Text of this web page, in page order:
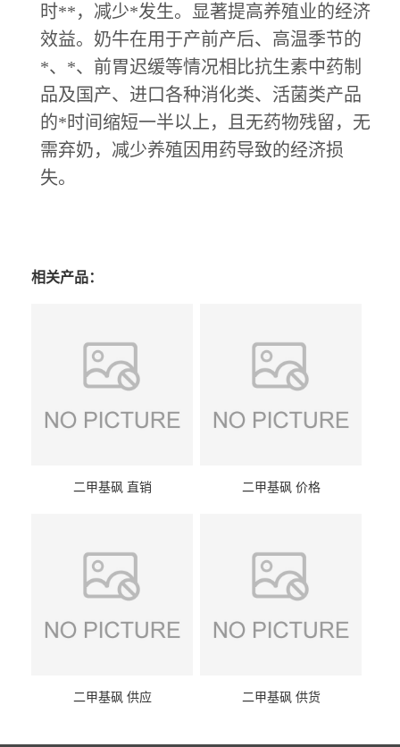
时**，减少*发生。显著提高养殖业的经济
效益。奶牛在用于产前产后、高温季节的
*、*、前胃迟缓等情况相比抗生素中药制
品及国产、进口各种消化类、活菌类产品
的*时间缩短一半以上，且无药物残留，无
需弃奶，减少养殖因用药导致的经济损
失。
相关产品：
二甲基砜 直销 二甲基砜 价格
二甲基砜 供应 二甲基砜 供货